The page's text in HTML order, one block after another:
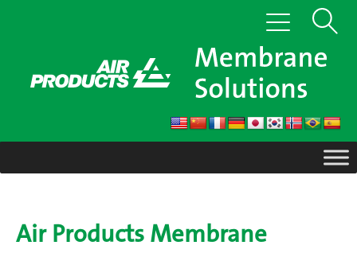
Cambiar Mostrar
Air Products Membrane